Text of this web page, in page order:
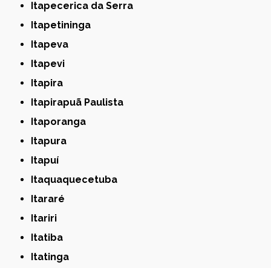
Itapecerica da Serra
Itapetininga
Itapeva
Itapevi
Itapira
Itapirapuã Paulista
Itaporanga
Itapura
Itapuí
Itaquaquecetuba
Itararé
Itariri
Itatiba
Itatinga